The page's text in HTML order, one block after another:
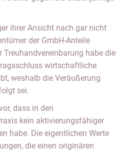
ihrer Ansicht nach gar nicht
der GmbH-Anteile
Treuhandvereinbarung habe die
wirtschaftliche
weshalb die Veräußerung
sei.
dass in den
kein aktivierungsfähiger
habe. Die eigentlichen Werte
die einen originären